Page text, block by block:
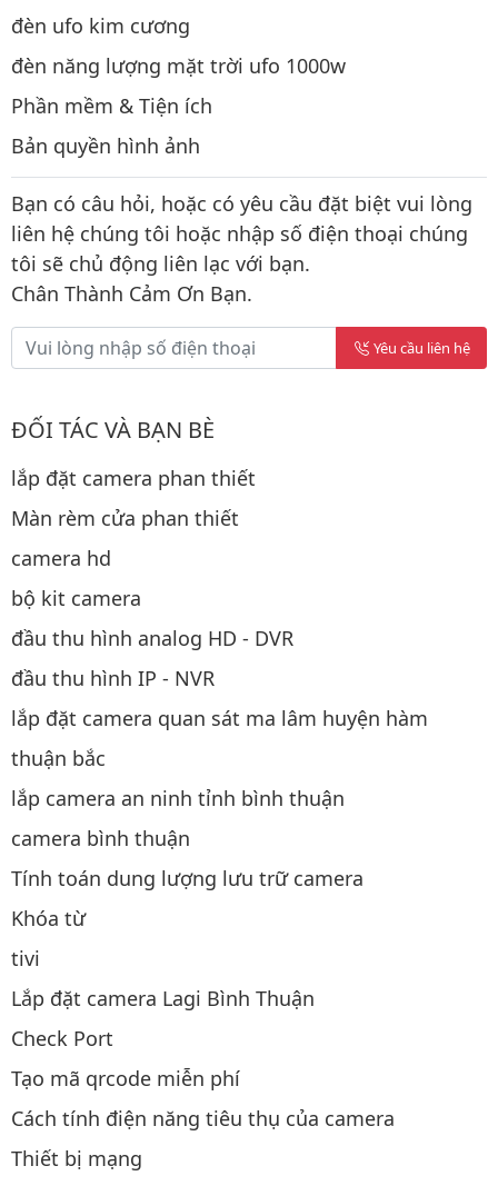
đèn ufo kim cương
đèn năng lượng mặt trời ufo 1000w
Phần mềm & Tiện ích
Bản quyền hình ảnh
Bạn có câu hỏi, hoặc có yêu cầu đặt biệt vui lòng
liên hệ chúng tôi hoặc nhập số điện thoại chúng
tôi sẽ chủ động liên lạc với bạn.
Chân Thành Cảm Ơn Bạn.
Yêu cầu liên hệ
ĐỐI TÁC VÀ BẠN BÈ
lắp đặt camera phan thiết
Màn rèm cửa phan thiết
camera hd
bộ kit camera
đầu thu hình analog HD - DVR
đầu thu hình IP - NVR
lắp đặt camera quan sát ma lâm huyện hàm
thuận bắc
lắp camera an ninh tỉnh bình thuận
camera bình thuận
Tính toán dung lượng lưu trữ camera
Khóa từ
tivi
Lắp đặt camera Lagi Bình Thuận
Check Port
Tạo mã qrcode miễn phí
Cách tính điện năng tiêu thụ của camera
Thiết bị mạng